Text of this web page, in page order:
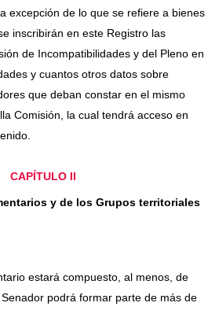
excepción de lo que se refiere a bienes
inscribirán en este Registro las
de Incompatibilidades y del Pleno en
y cuantos otros datos sobre
que deban constar en el mismo
Comisión, la cual tendrá acceso en
CAPÍTULO II
y de los Grupos territoriales
estará compuesto, al menos, de
podrá formar parte de más de